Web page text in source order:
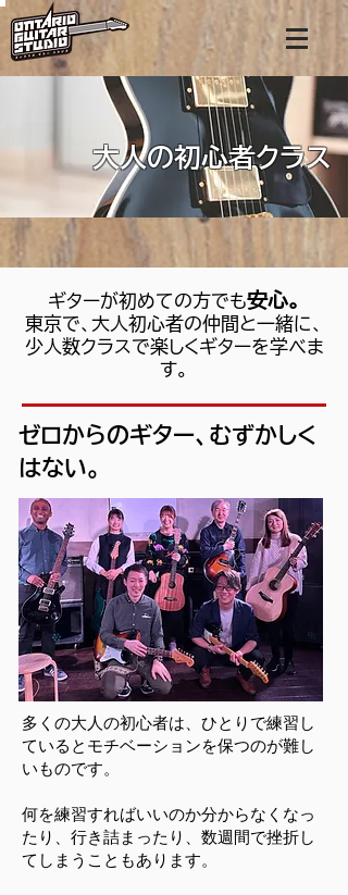
大人の初心者クラス
ギターが初めての方でも安心。
東京で、大人初心者の仲間と一緒に、
少人数クラスで楽しくギターを学べま
す。
ゼロからのギター、むずかしく
はない。
多くの大人の初心者は、ひとりで練習し
ているとモチベーションを保つのが難し
いものです。
何を練習すればいいのか分からなくなっ
たり、行き詰まったり、数週間で挫折し
てしまうこともあります。